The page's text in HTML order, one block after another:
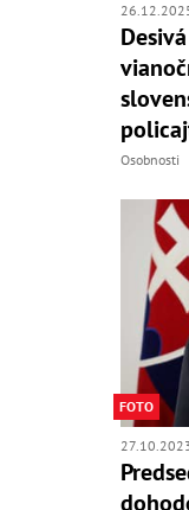
Osobnosti
FOTO